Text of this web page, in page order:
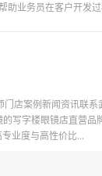
助业务员在客户开发
店案例新闻资讯联
写字楼眼镜店直营
业度与高性价比...